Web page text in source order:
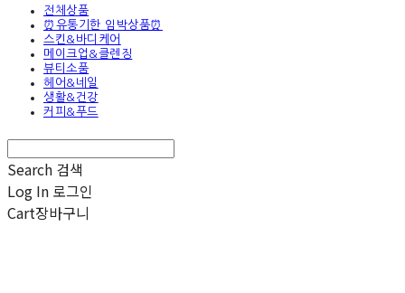
전체상품
⏰유통기한 임박상품⏰
스킨&바디케어
메이크업&클렌징
뷰티소품
헤어&네일
생활&건강
커피&푸드
Search 검색
Log In 로그인
Cart장바구니